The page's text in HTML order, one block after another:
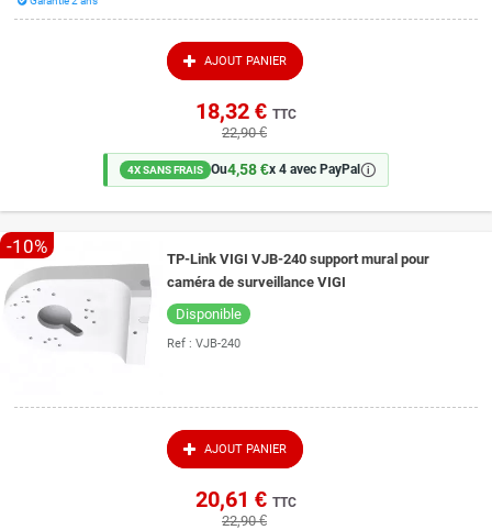
AJOUT PANIER
18,32 € TTC
22,90 €
4X SANS FRAIS Ou4,58 €x 4 avec PayPal 🛈
-10%
TP-Link VIGI VJB-240 support mural pour
caméra de surveillance VIGI
Disponible
Ref : VJB-240
AJOUT PANIER
20,61 € TTC
22,90 €